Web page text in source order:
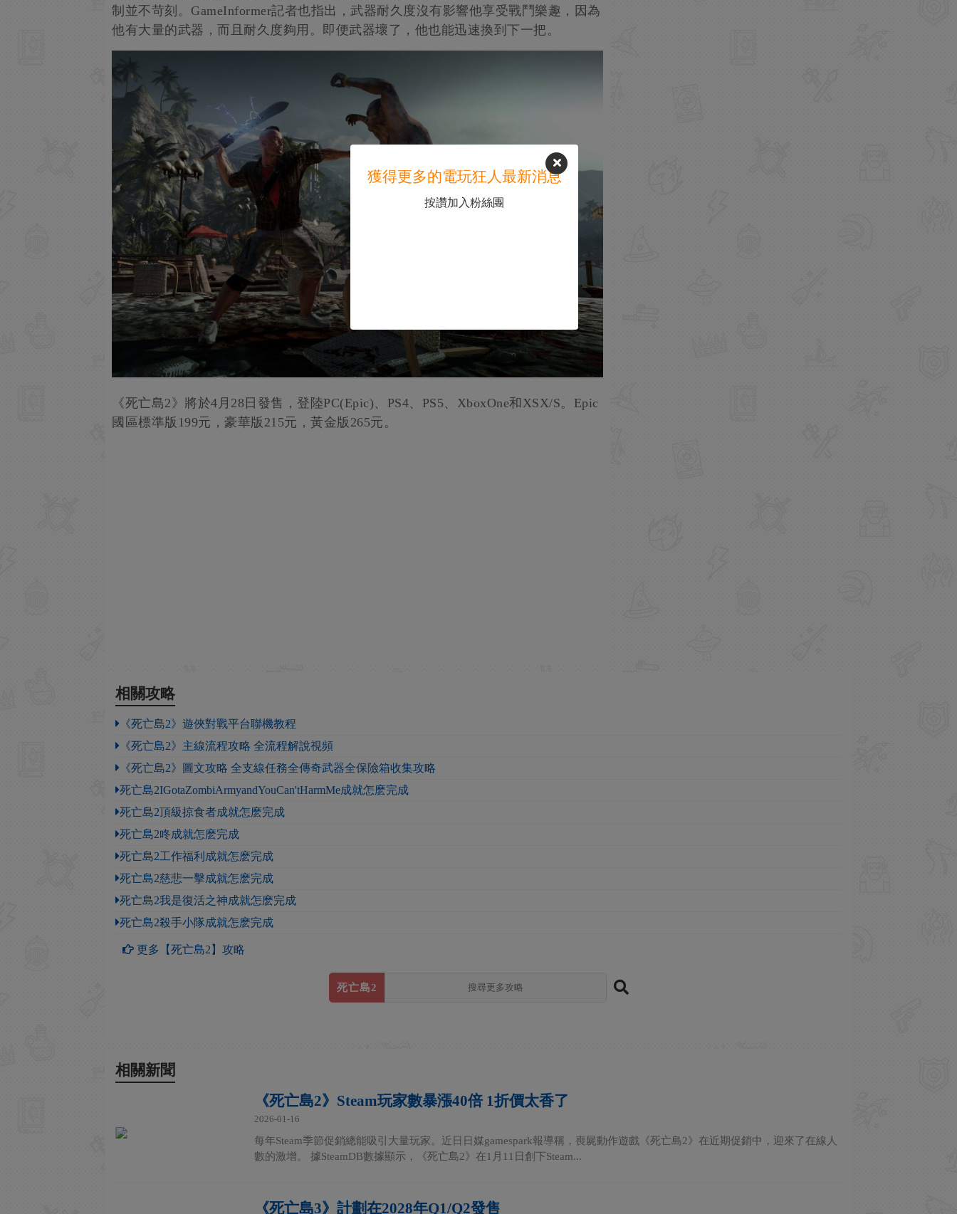
制並不苛刻。GameInformer記者也指出，武器耐久度沒有影響他享受戰鬥樂趣，因為
他有大量的武器，而且耐久度夠用。即便武器壞了，他也能迅速換到下一把。
《死亡島2》將於4月28日發售，登陸PC(Epic)、PS4、PS5、XboxOne和XSX/S。Epic
國區標準版199元，豪華版215元，黃金版265元。
相關攻略
《死亡島2》遊俠對戰平台聯機教程
《死亡島2》主線流程攻略 全流程解說視頻
《死亡島2》圖文攻略 全支線任務全傳奇武器全保險箱收集攻略
死亡島2IGotaZombiArmyandYouCan'tHarmMe成就怎麽完成
死亡島2頂級掠食者成就怎麽完成
死亡島2咚成就怎麽完成
死亡島2工作福利成就怎麽完成
死亡島2慈悲一擊成就怎麽完成
死亡島2我是復活之神成就怎麽完成
死亡島2殺手小隊成就怎麽完成
更多【死亡島2】攻略
死亡島2
相關新聞
《死亡島2》Steam玩家數暴漲40倍 1折價太香了
2026-01-16
每年Steam季節促銷總能吸引大量玩家。近日日媒gamespark報導稱，喪屍動作遊戲《死亡島2》在近期促銷中，迎來了在線人
數的激增。 據SteamDB數據顯示，《死亡島2》在1月11日創下Steam...
《死亡島3》計劃在2028年Q1/Q2發售
獲得更多的電玩狂人最新消息
按讚加入粉絲團